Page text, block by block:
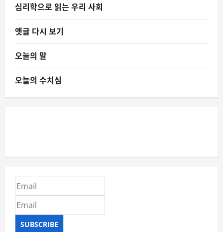
심리학으로 읽는 우리 사회
옛글 다시 보기
오늘의 말
오늘의 수치심
SUBSCRIBE